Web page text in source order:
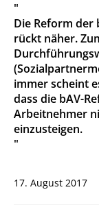
"
Die Reform der
rückt näher.
immer scheint
dass die bAV-
Arbeitnehmer
einzusteigen.
"
17. August 2017